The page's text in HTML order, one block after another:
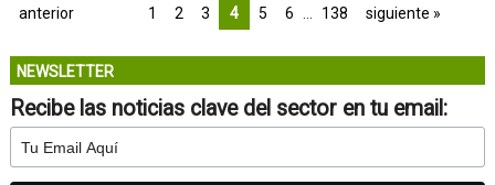
anterior
1 2 3 4 5 6 138
siguiente »
NEWSLETTER
Recibe las noticias clave del sector en tu email: